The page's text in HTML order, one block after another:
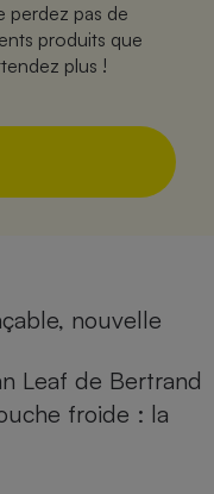
perdez pas de
produits que
plus !
nouvelle
Leaf de Bertrand
froide : la